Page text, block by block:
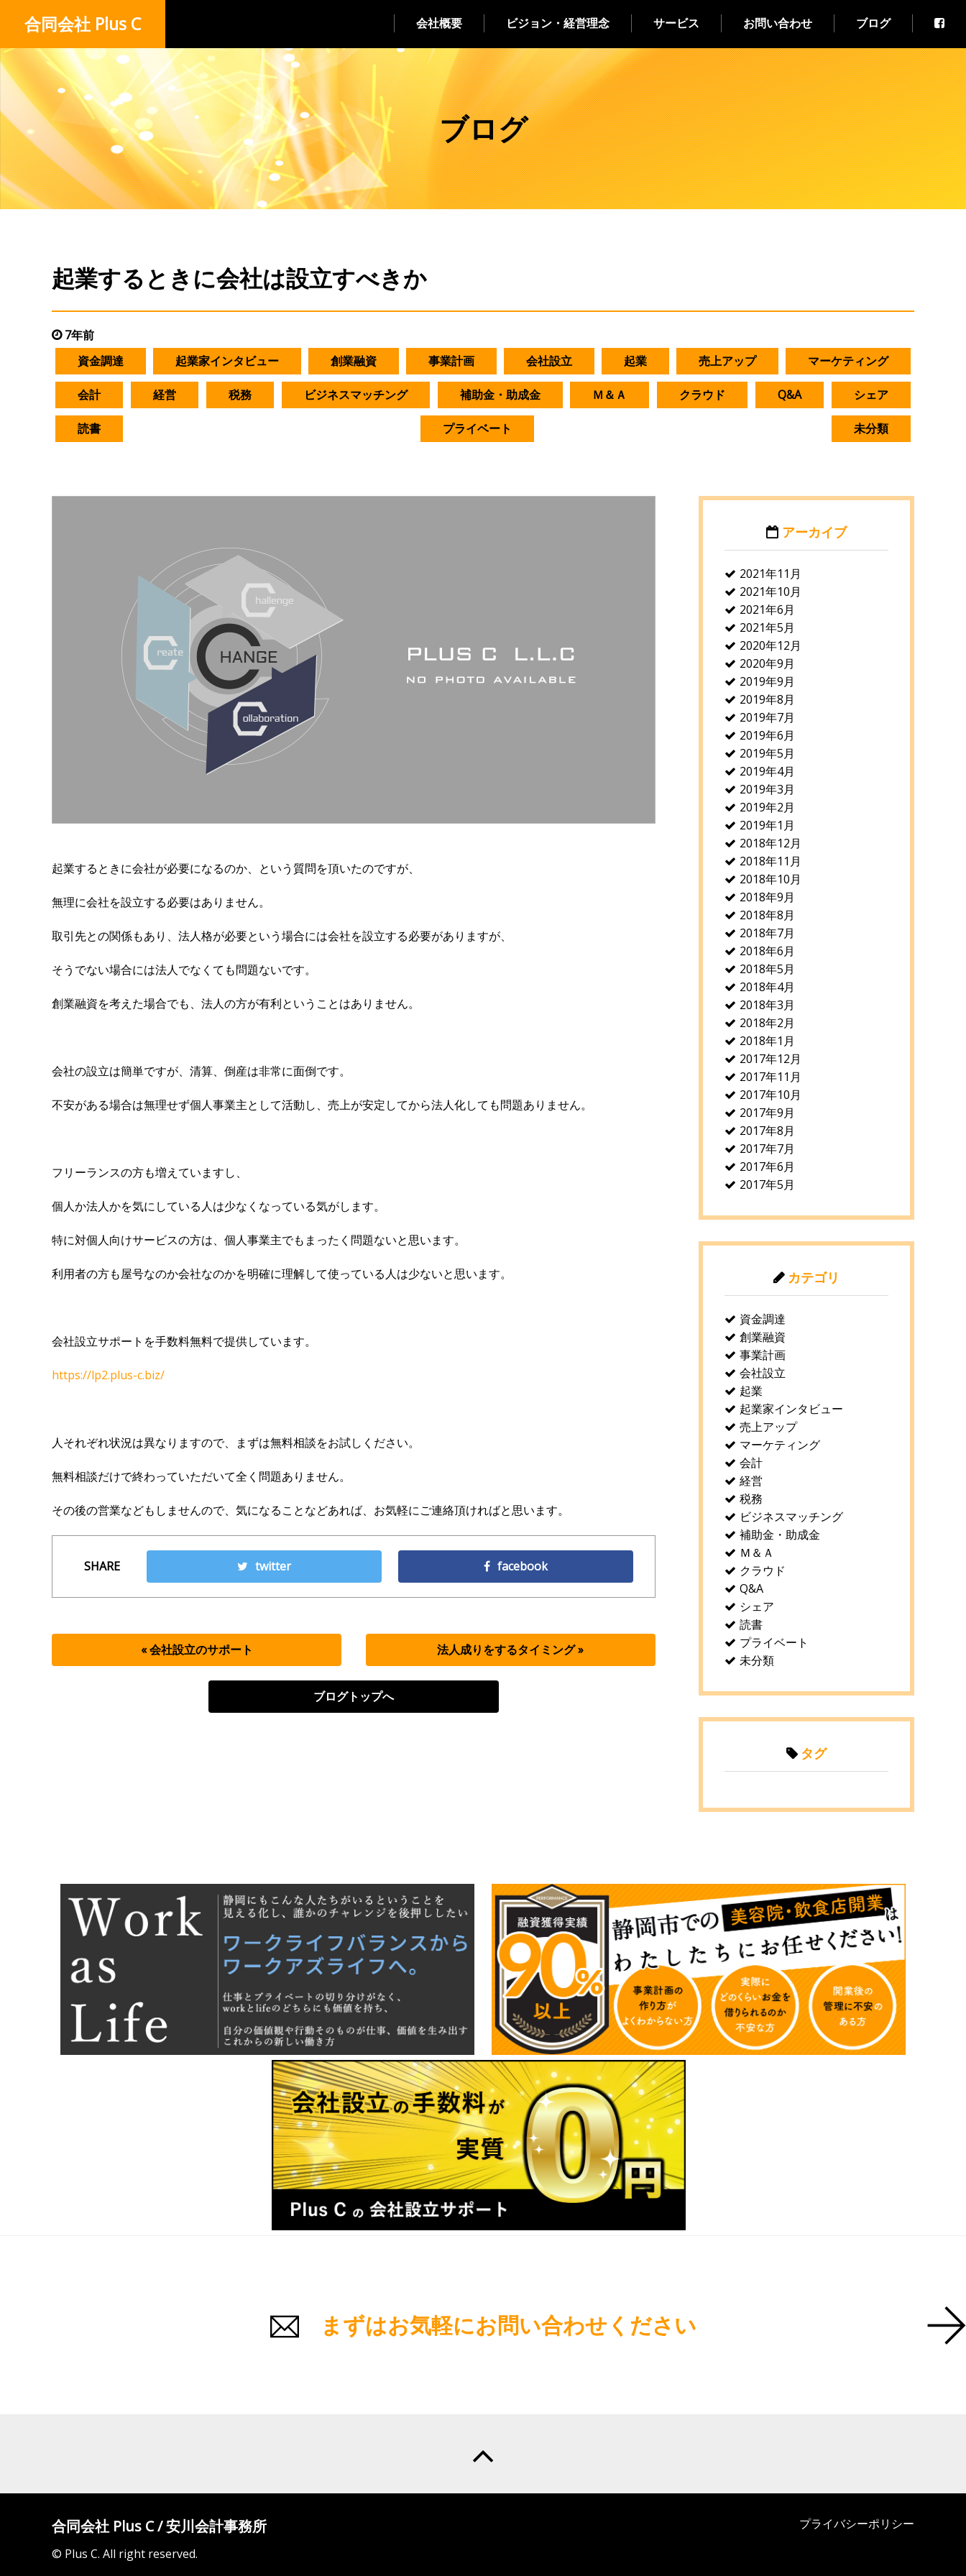
合同会社 Plus C 会社概要 ビジョン・経営理念 サービス お問い合わせ ブログ
ブログ
起業するときに会社は設立すべきか
7年前
資金調達
起業家インタビュー 創業融資 事業計画 会社設立 起業 売上アップ マーケティング
会計 経営 税務 ビジネスマッチング 補助金・助成金 Ｍ＆Ａ クラウド Q&A シェア
読書 プライベート 未分類
起業するときに会社が必要になるのか、という質問を頂いたのですが、
無理に会社を設立する必要はありません。
取引先との関係もあり、法人格が必要という場合には会社を設立する必要がありますが、
そうでない場合には法人でなくても問題ないです。
創業融資を考えた場合でも、法人の方が有利ということはありません。
会社の設立は簡単ですが、清算、倒産は非常に面倒です。
不安がある場合は無理せず個人事業主として活動し、売上が安定してから法人化しても問題ありません。
フリーランスの方も増えていますし、
個人か法人かを気にしている人は少なくなっている気がします。
特に対個人向けサービスの方は、個人事業主でもまったく問題ないと思います。
利用者の方も屋号なのか会社なのかを明確に理解して使っている人は少ないと思います。
会社設立サポートを手数料無料で提供しています。
https://lp2.plus-c.biz/
人それぞれ状況は異なりますので、まずは無料相談をお試しください。
無料相談だけで終わっていただいて全く問題ありません。
その後の営業などもしませんので、気になることなどあれば、お気軽にご連絡頂ければと思います。
SHARE twitter facebook
« 会社設立のサポート 法人成りをするタイミング »
ブログトップへ
アーカイブ
2021年11月
2021年10月
2021年6月
2021年5月
2020年12月
2020年9月
2019年9月
2019年8月
2019年7月
2019年6月
2019年5月
2019年4月
2019年3月
2019年2月
2019年1月
2018年12月
2018年11月
2018年10月
2018年9月
2018年8月
2018年7月
2018年6月
2018年5月
2018年4月
2018年3月
2018年2月
2018年1月
2017年12月
2017年11月
2017年10月
2017年9月
2017年8月
2017年7月
2017年6月
2017年5月
カテゴリ
資金調達
創業融資
事業計画
会社設立
起業
起業家インタビュー
売上アップ
マーケティング
会計
経営
税務
ビジネスマッチング
補助金・助成金
Ｍ＆Ａ
クラウド
Q&A
シェア
読書
プライベート
未分類
タグ
まずはお気軽にお問い合わせください
合同会社 Plus C / 安川会計事務所
© Plus C. All right reserved.
プライバシーポリシー